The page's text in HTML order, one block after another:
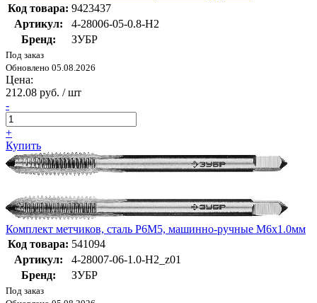
Код товара: 9423437
Артикул:
4-28006-05-0.8-H2
Бренд:
ЗУБР
Под заказ
Обновлено 05.08.2026
Цена:
212.08 руб. / шт
-
+
Купить
Комплект метчиков, сталь Р6М5, машинно-ручные М6x1.0мм
Код товара: 541094
Артикул:
4-28007-06-1.0-H2_z01
Бренд:
ЗУБР
Под заказ